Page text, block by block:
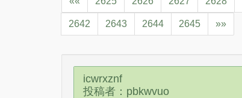
2642 2643 2644 2645 »»
icwrxznf
投稿者：pbkwvuo